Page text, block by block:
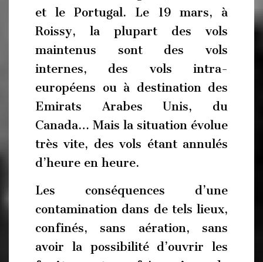
et le Portugal. Le 19 mars, à
Roissy, la plupart des vols
maintenus sont des vols
internes, des vols intra-
européens ou à destination des
Emirats Arabes Unis, du
Canada… Mais la situation évolue
très vite, des vols étant annulés
d’heure en heure.
Les conséquences d’une
contamination dans de tels lieux,
confinés, sans aération, sans
avoir la possibilité d’ouvrir les